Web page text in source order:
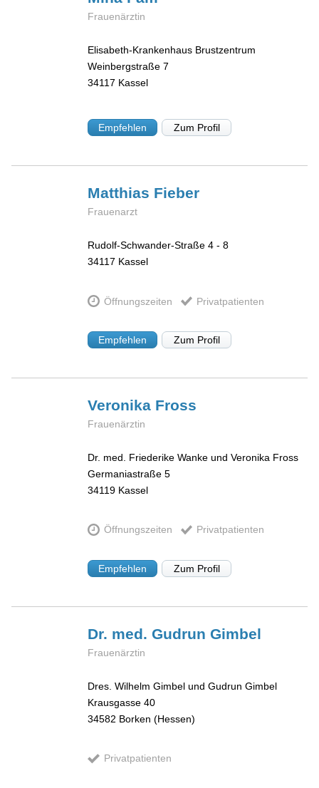
Frauenärztin
Elisabeth-Krankenhaus Brustzentrum
Weinbergstraße 7
34117 Kassel
Empfehlen Zum Profil
Matthias Fieber
Frauenarzt
Rudolf-Schwander-Straße 4 - 8
34117 Kassel
Öffnungszeiten Privatpatienten
Empfehlen Zum Profil
Veronika Fross
Frauenärztin
Dr. med. Friederike Wanke und Veronika Fross
Germaniastraße 5
34119 Kassel
Öffnungszeiten Privatpatienten
Empfehlen Zum Profil
Dr. med. GudrunGimbel
Frauenärztin
Dres. Wilhelm Gimbel und Gudrun Gimbel
Krausgasse 40
34582 Borken (Hessen)
Privatpatienten